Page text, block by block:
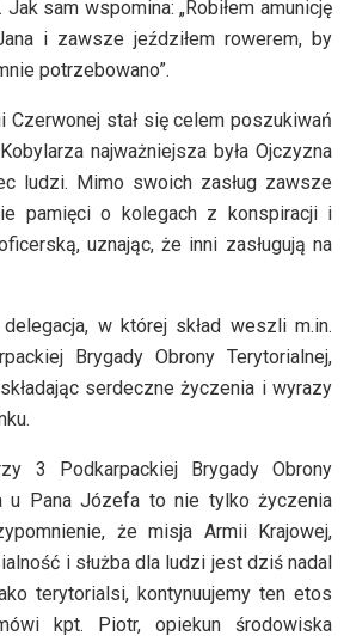
sam wspomina: „Robiłem amunicję
i zawsze jeździłem rowerem, by
potrzebowano”.
Czerwonej stał się celem poszukiwań
najważniejsza była Ojczyzna
ludzi. Mimo swoich zasług zawsze
pamięci o kolegach z konspiracji i
uznając, że inni zasługują na
w której skład weszli m.in.
Brygady Obrony Terytorialnej,
serdeczne życzenia i wyrazy
3 Podkarpackiej Brygady Obrony
u Pana Józefa to nie tylko życzenia
że misja Armii Krajowej,
i służba dla ludzi jest dziś nadal
terytorialsi, kontynuujemy ten etos
kpt. Piotr, opiekun środowiska